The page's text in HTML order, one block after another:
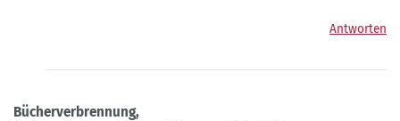
Antworten
Bücherverbrennung,